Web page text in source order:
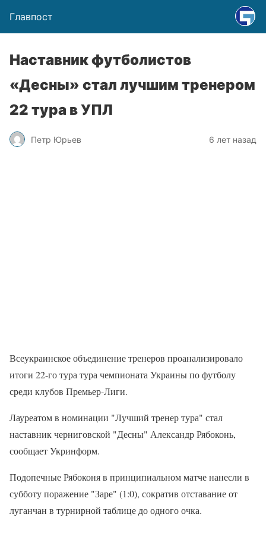
Главпост
Наставник футболистов
«Десны» стал лучшим тренером
22 тура в УПЛ
Петр Юрьев 6 лет назад
Всеукраинское объединение тренеров проанализировало
итоги 22-го тура тура чемпионата Украины по футболу
среди клубов Премьер-Лиги.
Лауреатом в номинации "Лучший тренер тура" стал
наставник черниговской "Десны" Александр Рябоконь,
сообщает Укринформ.
Подопечные Рябоконя в принципиальном матче нанесли в
субботу поражение "Заре" (1:0), сократив отставание от
луганчан в турнирной таблице до одного очка.